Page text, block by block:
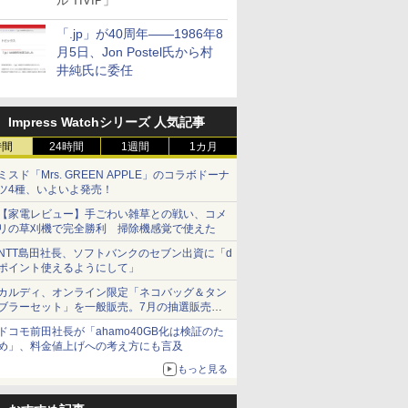
「.jp」が40周年――1986年8
月5日、Jon Postel氏から村
井純氏に委任
Impress Watchシリーズ 人気記事
24時間 1週間 1カ月
スド「Mrs. GREEN APPLE」のコラボドーナ
4種、いよいよ発売！
家電レビュー】手ごわい雑草との戦い、コメ
の草刈機で完全勝利 掃除機感覚で使えた
島田社長、ソフトバンクのセブン出資に「d
イント使えるようにして」
ルディ、オンライン限定「ネコバッグ＆タン
ラーセット」を一般販売。7月の抽選販売の
選無効分
コモ前田社長が「ahamo40GB化は検証のた
」、料金値上げへの考え方にも言及
もっと見る